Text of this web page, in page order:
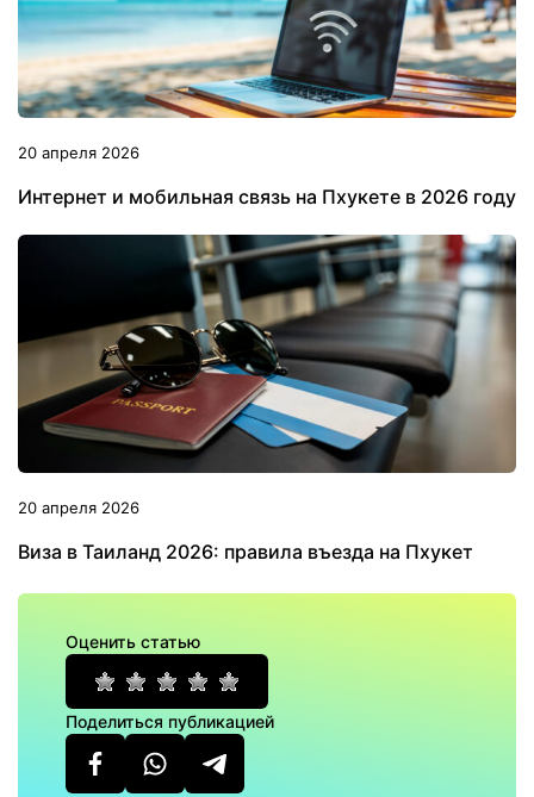
20 апреля 2026
Интернет и мобильная связь на Пхукете в 2026 году
20 апреля 2026
Виза в Таиланд 2026: правила въезда на Пхукет
Оценить статью
Поделиться публикацией